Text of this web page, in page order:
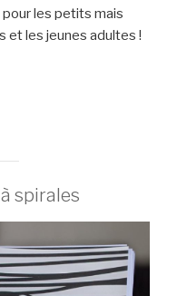
les petits mais
et les jeunes adultes !
spirales